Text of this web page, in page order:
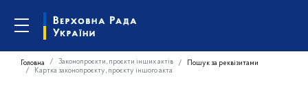
Головна Законопроєкти, проєкти інших актів
Пошук за реквізитами
Картка законопроєкту, проєкту іншого акта